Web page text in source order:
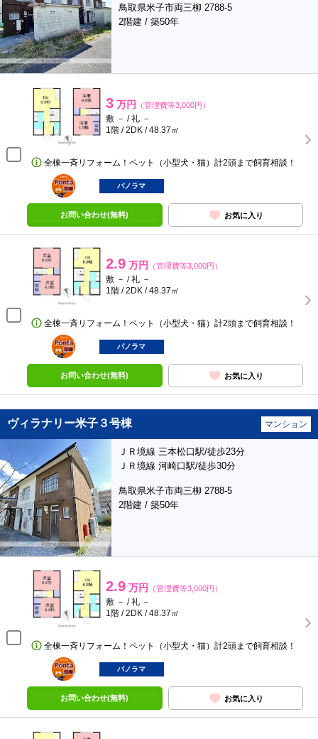
鳥取県米子市両三柳 2788-5
2階建 / 築50年
3 万円 （管理費等3,000円）
敷 － / 礼 －
1階 / 2DK / 48.37㎡
全棟一斉リフォーム！ペット（小型犬・猫）計2頭まで飼育相談！
ポンタ
部屋
パノラマ
お問い合わせ(無料) お気に入り
2.9 万円 （管理費等3,000円）
敷 － / 礼 －
1階 / 2DK / 48.37㎡
全棟一斉リフォーム！ペット（小型犬・猫）計2頭まで飼育相談！
ポンタ
部屋
パノラマ
お問い合わせ(無料) お気に入り
ヴィラナリー米子３号棟 マンション
ＪＲ境線 三本松口駅/徒歩23分
ＪＲ境線 河崎口駅/徒歩30分
鳥取県米子市両三柳 2788-5
2階建 / 築50年
2.9 万円 （管理費等3,000円）
敷 － / 礼 －
1階 / 2DK / 48.37㎡
全棟一斉リフォーム！ペット（小型犬・猫）計2頭まで飼育相談！
ポンタ
部屋
パノラマ
お問い合わせ(無料) お気に入り